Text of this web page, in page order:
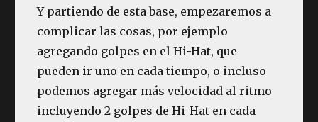
Y partiendo de esta base, empezaremos a
complicar las cosas, por ejemplo
agregando golpes en el Hi-Hat, que
pueden ir uno en cada tiempo, o incluso
podemos agregar más velocidad al ritmo
incluyendo 2 golpes de Hi-Hat en cada